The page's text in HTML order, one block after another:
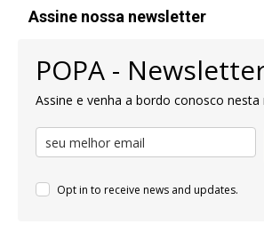
Assine nossa newsletter
POPA -
Assine e venha a bordo conosco nesta
Opt in to receive news and updates.